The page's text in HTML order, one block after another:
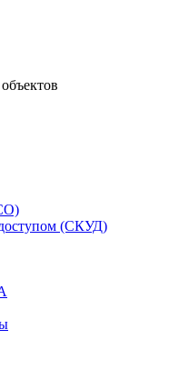
(СКУД)